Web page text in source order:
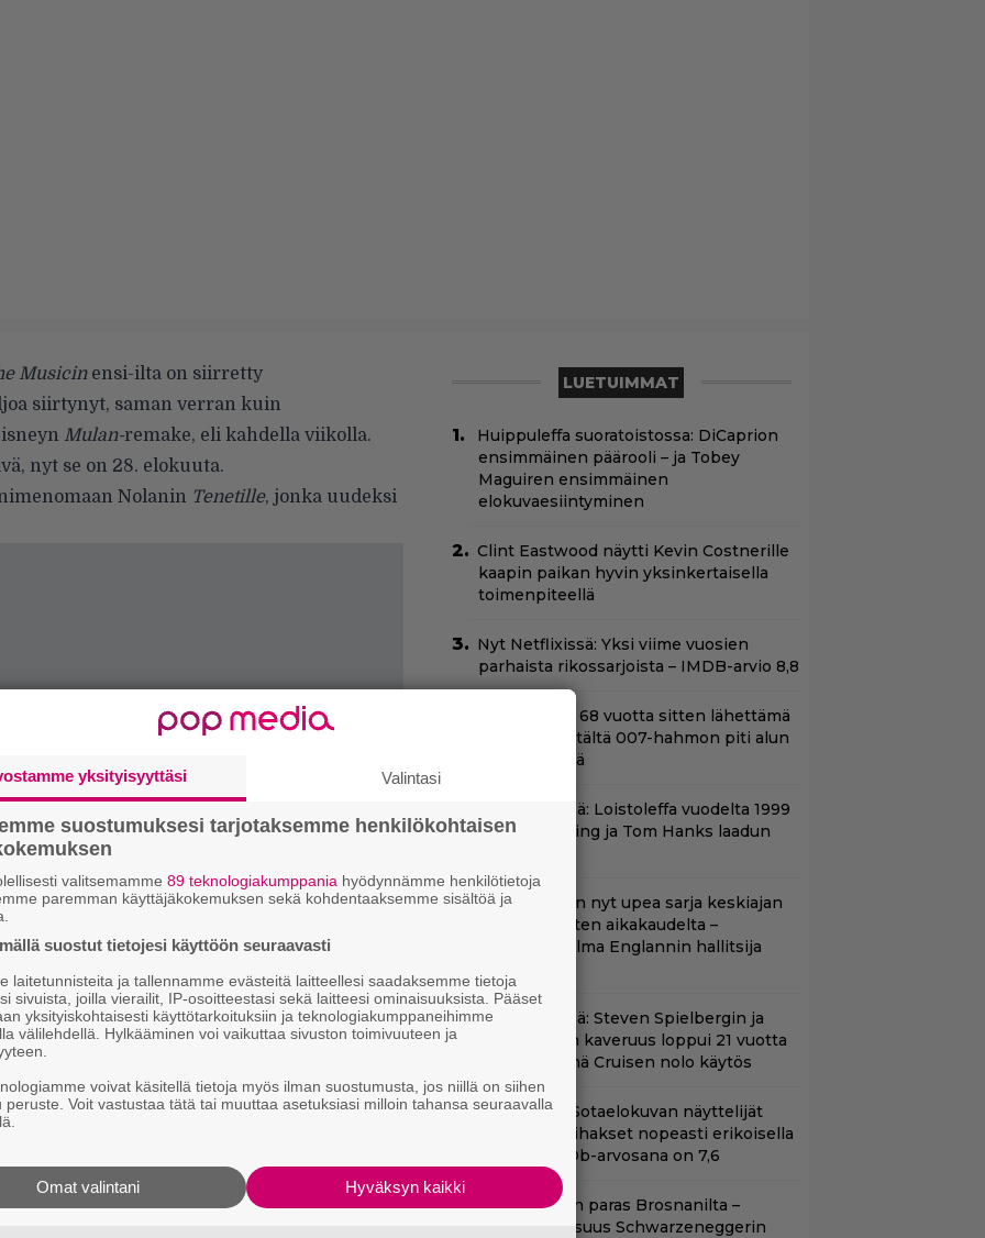
Musicinensi-ilta on siirretty
siirtynyt, saman verran kuin
Mulan-remake, eli kahdella viikolla.
nyt se on 28. elokuuta.
Nolanin Tenetille, jonka uudeksi
Winter
Brigette Lundy-Paine, Kid Cudi,
Erinn Hayes, Jayma Mays, Jillian Bell,
Sadler, Hal Landon Jr.
LUETUIMMAT
Huippuleffa suoratoistossa: DiCaprion
ensimmäinen päärooli – ja Tobey
Maguiren ensimmäinen
elokuvaesiintyminen
Clint Eastwood näytti Kevin Costnerille
kaapin paikan hyvin yksinkertaisella
toimenpiteellä
Nyt Netflixissä: Yksi viime vuosien
parhaista rikossarjoista – IMDB-arvio 8,8
Bond-luojan 68 vuotta sitten lähettämä
kirje löytyi – tältä 007-hahmon piti alun
perin näyttää
Tänään tv:ssä: Loistoleffa vuodelta 1999
– Stephen King ja Tom Hanks laadun
Netflixissä on nyt upea sarja keskiajan
kuninkaallisten aikakaudelta –
keskiössä julma Englannin hallitsija
Tänään tv:ssä: Steven Spielbergin ja
Tom Cruisen kaveruus loppui 21 vuotta
sitten – Syynä Cruisen nolo käytös
Yöllä tv:ssä: Sotaelokuvan näyttelijät
kasvattivat lihakset nopeasti erikoisella
kikalla – IMDb-arvosana on 7,6
Illan Bond on paras Brosnanilta –
samankaltaisuus Schwarzeneggerin
yksityisyyttäsi Valintasi
suostumuksesi tarjotaksemme henkilökohtaisen
valitsemamme 89 teknologiakumppania hyödynnämme henkilötietoja
paremman käyttäjäkokemuksen sekä kohdentaaksemme sisältöä ja
suostut tietojesi käyttöön seuraavasti
laitetunnisteita ja tallennamme evästeitä laitteellesi saadaksemme tietoja
sivuista, joilla vierailit, IP-osoitteestasi sekä laitteesi ominaisuuksista. Pääset
yksityiskohtaisesti käyttötarkoituksiin ja teknologiakumppaneihimme
välilehdellä. Hylkääminen voi vaikuttaa sivuston toimivuuteen ja
voivat käsitellä tietoja myös ilman suostumusta, jos niillä on siihen
peruste. Voit vastustaa tätä tai muuttaa asetuksiasi milloin tahansa seuraavalla
Hyväksyn kaikki
Omat valintani